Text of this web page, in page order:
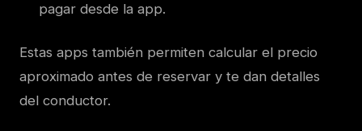
pagar desde la app.
Estas apps también permiten calcular el precio
aproximado antes de reservar y te dan detalles
del conductor.